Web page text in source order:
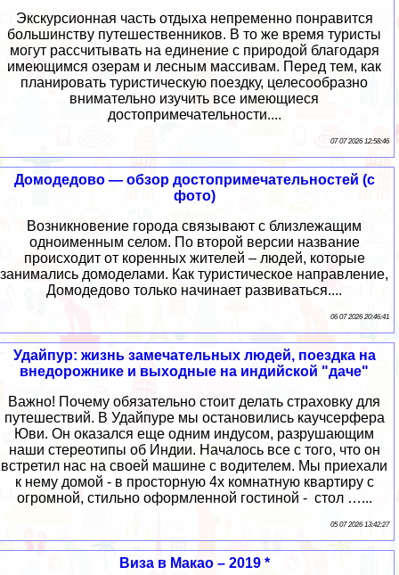
Экскурсионная часть отдыха непременно понравится
большинству путешественников. В то же время туристы
могут рассчитывать на единение с природой благодаря
имеющимся озерам и лесным массивам. Перед тем, как
планировать туристическую поездку, целесообразно
внимательно изучить все имеющиеся
достопримечательности....
07 07 2026 12:58:46
Домодедово — обзор достопримечательностей (с
фото)
Возникновение города связывают с близлежащим
одноименным селом. По второй версии название
происходит от коренных жителей – людей, которые
занимались домоделами. Как туристическое направление,
Домодедово только начинает развиваться....
06 07 2026 20:46:41
Удайпур: жизнь замечательных людей, поездка на
внедорожнике и выходные на индийской "даче"
Важно! Почему обязательно стоит делать страховку для
путешествий. В Удайпуре мы остановились каучсерфера
Юви. Он оказался еще одним индусом, разрушающим
наши стереотипы об Индии. Началось все с того, что он
встретил нас на своей машине с водителем. Мы приехали
к нему домой - в просторную 4х комнатную квартиру с
огромной, стильно оформленной гостиной - стол …...
05 07 2026 13:42:27
Виза в Макао – 2019 *